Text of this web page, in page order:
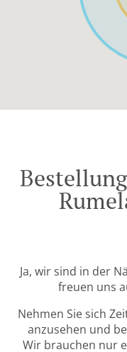
Ja, wir sind in der
freuen uns
Nehmen Sie sich
anzusehen und
Wir brauchen nur